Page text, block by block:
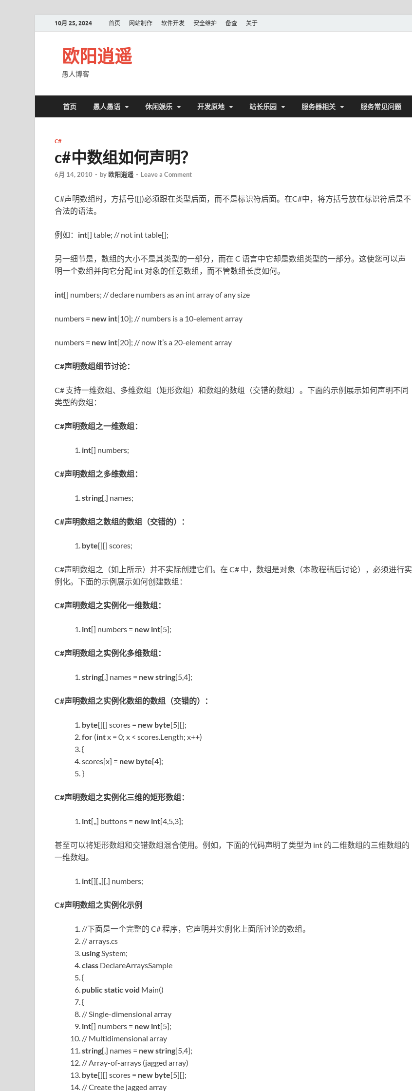
10月 25, 2024 首页 网站制作 软件开发 安全维护 备查 关于
欧阳逍遥
愚人博客
首页 愚人愚语 休闲娱乐 开发原地 站长乐园 服务器相关 服务常见问题
C#
c#中数组如何声明？
6月 14, 2010 - by 欧阳逍遥 - Leave a Comment
C#声明数组时，方括号([])必须跟在类型后面，而不是标识符后面。在C#中，将方括号放在标识符后是不
合法的语法。
例如： int[] table; // not int table[];
另一细节是，数组的大小不是其类型的一部分，而在 C 语言中它却是数组类型的一部分。这使您可以声
明一个数组并向它分配 int 对象的任意数组，而不管数组长度如何。
int[] numbers; // declare numbers as an int array of any size
numbers = new int[10]; // numbers is a 10-element array
numbers = new int[20]; // now it’s a 20-element array
C#声明数组细节讨论：
C# 支持一维数组、多维数组（矩形数组）和数组的数组（交错的数组）。下面的示例展示如何声明不同
类型的数组：
C#声明数组之一维数组：
int[] numbers;
C#声明数组之多维数组：
string[,] names;
C#声明数组之数组的数组（交错的）：
byte[][] scores;
C#声明数组之（如上所示）并不实际创建它们。在 C# 中，数组是对象（本教程稍后讨论），必须进行实
例化。下面的示例展示如何创建数组：
C#声明数组之实例化一维数组：
int[] numbers = new int[5];
C#声明数组之实例化多维数组：
string[,] names = newstring[5,4];
C#声明数组之实例化数组的数组（交错的）：
byte[][] scores = new byte[5][];
for (intx = 0; x < scores.Length; x++)
{
scores[x] = new byte[4];
}
C#声明数组之实例化三维的矩形数组：
int[,,] buttons = new int[4,5,3];
甚至可以将矩形数组和交错数组混合使用。例如，下面的代码声明了类型为 int 的二维数组的三维数组的
一维数组。
int[][,,][,] numbers;
C#声明数组之实例化示例
//下面是一个完整的 C# 程序，它声明并实例化上面所讨论的数组。
// arrays.cs
usingSystem;
class DeclareArraysSample
{
publicstaticvoid Main()
{
// Single-dimensional array
int[] numbers = new int[5];
// Multidimensional array
string[,] names = newstring[5,4];
// Array-of-arrays (jagged array)
byte[][] scores = new byte[5][];
// Create the jagged array